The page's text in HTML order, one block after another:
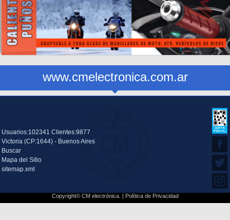
www.cmelectronica.com.ar
Usuarios:102341 Clientes:9877
Victoria (CP:1644) - Buenos Aires
Buscar
Mapa del Sitio
sitemap.xml
Copyright© CM electrónica. | Política de Privacidad